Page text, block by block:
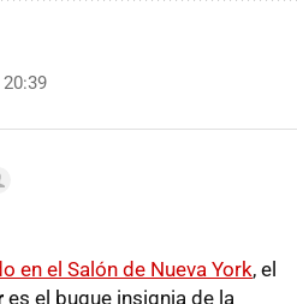
en el Salón de Nueva York, el
es el buque insignia de la